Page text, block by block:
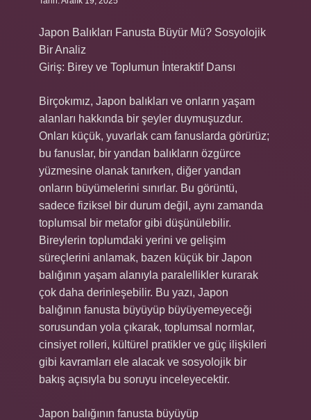
Japon Balıkları Fanusta Büyür Mü? Sosyolojik
Bir Analiz
Giriş: Birey ve Toplumun İnteraktif Dansı
Birçokımız, Japon balıkları ve onların yaşam
alanları hakkında bir şeyler duymuşuzdur.
Onları küçük, yuvarlak cam fanuslarda görürüz;
bu fanuslar, bir yandan balıkların özgürce
yüzmesine olanak tanırken, diğer yandan
onların büyümelerini sınırlar. Bu görüntü,
sadece fiziksel bir durum değil, aynı zamanda
toplumsal bir metafor gibi düşünülebilir.
Bireylerin toplumdaki yerini ve gelişim
süreçlerini anlamak, bazen küçük bir Japon
balığının yaşam alanıyla paralellikler kurarak
çok daha derinleşebilir. Bu yazı, Japon
balığının fanusta büyüyüp büyüyemeyeceği
sorusundan yola çıkarak, toplumsal normlar,
cinsiyet rolleri, kültürel pratikler ve güç ilişkileri
gibi kavramları ele alacak ve sosyolojik bir
bakış açısıyla bu soruyu inceleyecektir.
Japon balığının fanusta büyüyüp